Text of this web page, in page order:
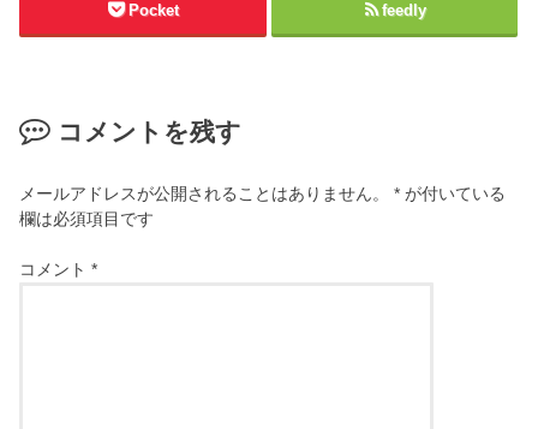
Pocket feedly
コメントを残す
メールアドレスが公開されることはありません。 * が付いている
欄は必須項目です
コメント*